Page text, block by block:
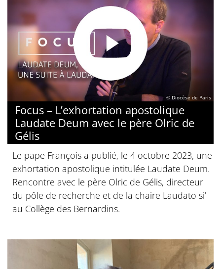
© Diocèse de Paris
Focus – L’exhortation apostolique
Laudate Deum avec le père Olric de
Gélis
Le pape François a publié, le 4 octobre 2023, une
exhortation apostolique intitulée Laudate Deum.
Rencontre avec le père Olric de Gélis, directeur
du pôle de recherche et de la chaire Laudato si’
au Collège des Bernardins.